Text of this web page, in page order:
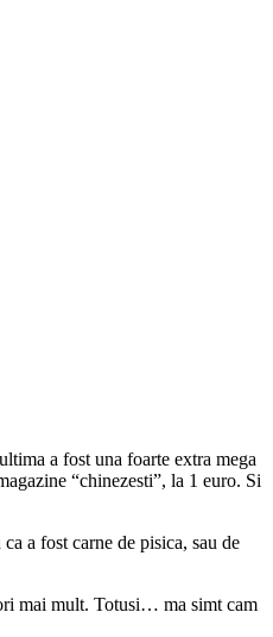
a fost una foarte extra mega
“chinezesti”, la 1 euro. Si
a fost carne de pisica, sau de
mai mult. Totusi… ma simt cam